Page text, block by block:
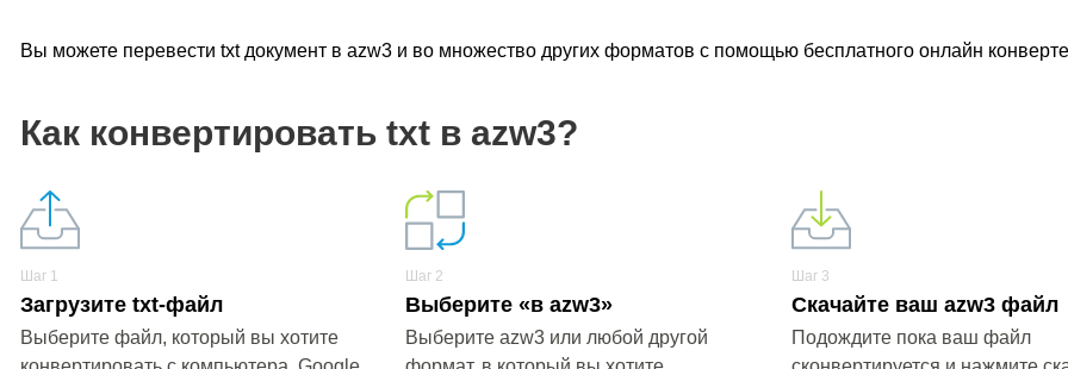
Вы можете перевести txt документ в azw3 и во множество других форматов с помощью бесплатного онлайн
Как конвертировать txt в azw3?
Шаг 1
Загрузите txt-файл
Выберите файл, который вы хотите
Шаг 2
Выберите «в azw3»
Выберите azw3 или любой другой
Шаг 3
Скачайте ваш azw3 файл
Подождите пока ваш файл